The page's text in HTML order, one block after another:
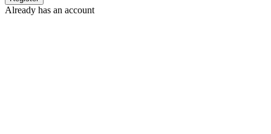
Already has an account